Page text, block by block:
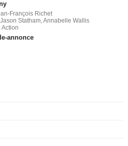
François Richet
Statham, Annabelle Wallis
Action
annonce